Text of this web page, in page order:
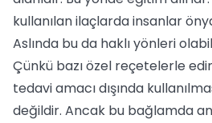
kullanılan ilaçlarda insanlar
Aslında bu da haklı yönleri
Çünkü bazı özel reçetelerle
tedavi amacı dışında
değildir. Ancak bu bağlamda